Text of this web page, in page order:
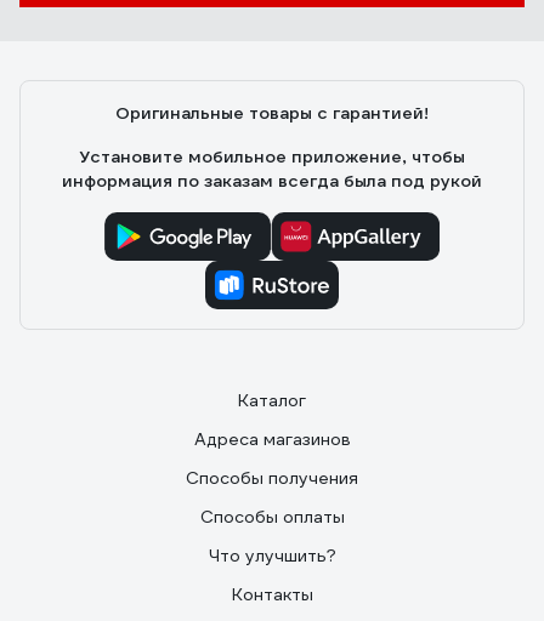
Оригинальные товары с гарантией!
Установите мобильное приложение, чтобы
информация по заказам всегда была под рукой
Каталог
Адреса магазинов
Способы получения
Способы оплаты
Что улучшить?
Контакты